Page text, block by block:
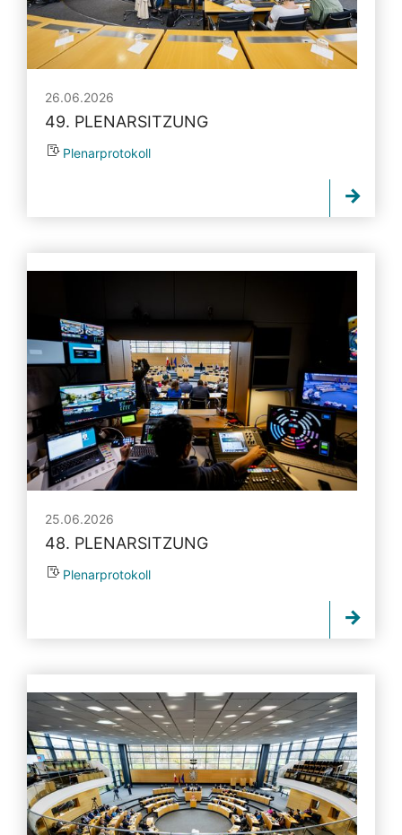
26.06.2026
49. PLENARSITZUNG
Plenarprotokoll
25.06.2026
48. PLENARSITZUNG
Plenarprotokoll